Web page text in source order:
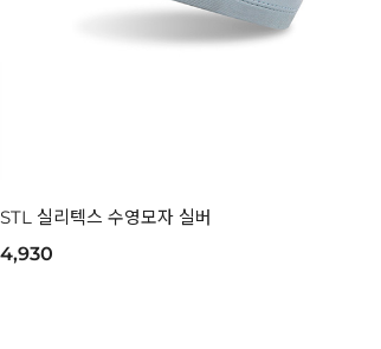
STL 실리텍스 수영모자 실버
4,930